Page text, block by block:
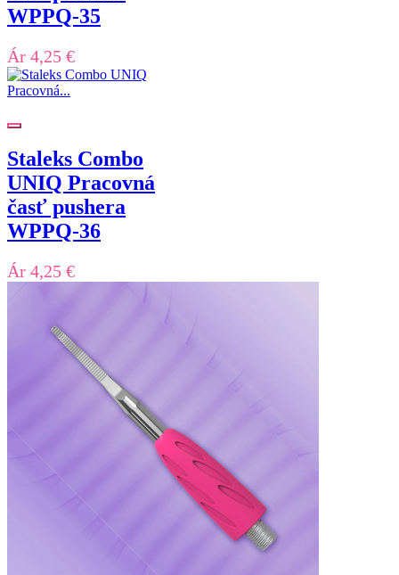
WPPQ-35
Ár 4,25 €
Staleks Combo
UNIQ Pracovná
časť pushera
WPPQ-36
Ár 4,25 €